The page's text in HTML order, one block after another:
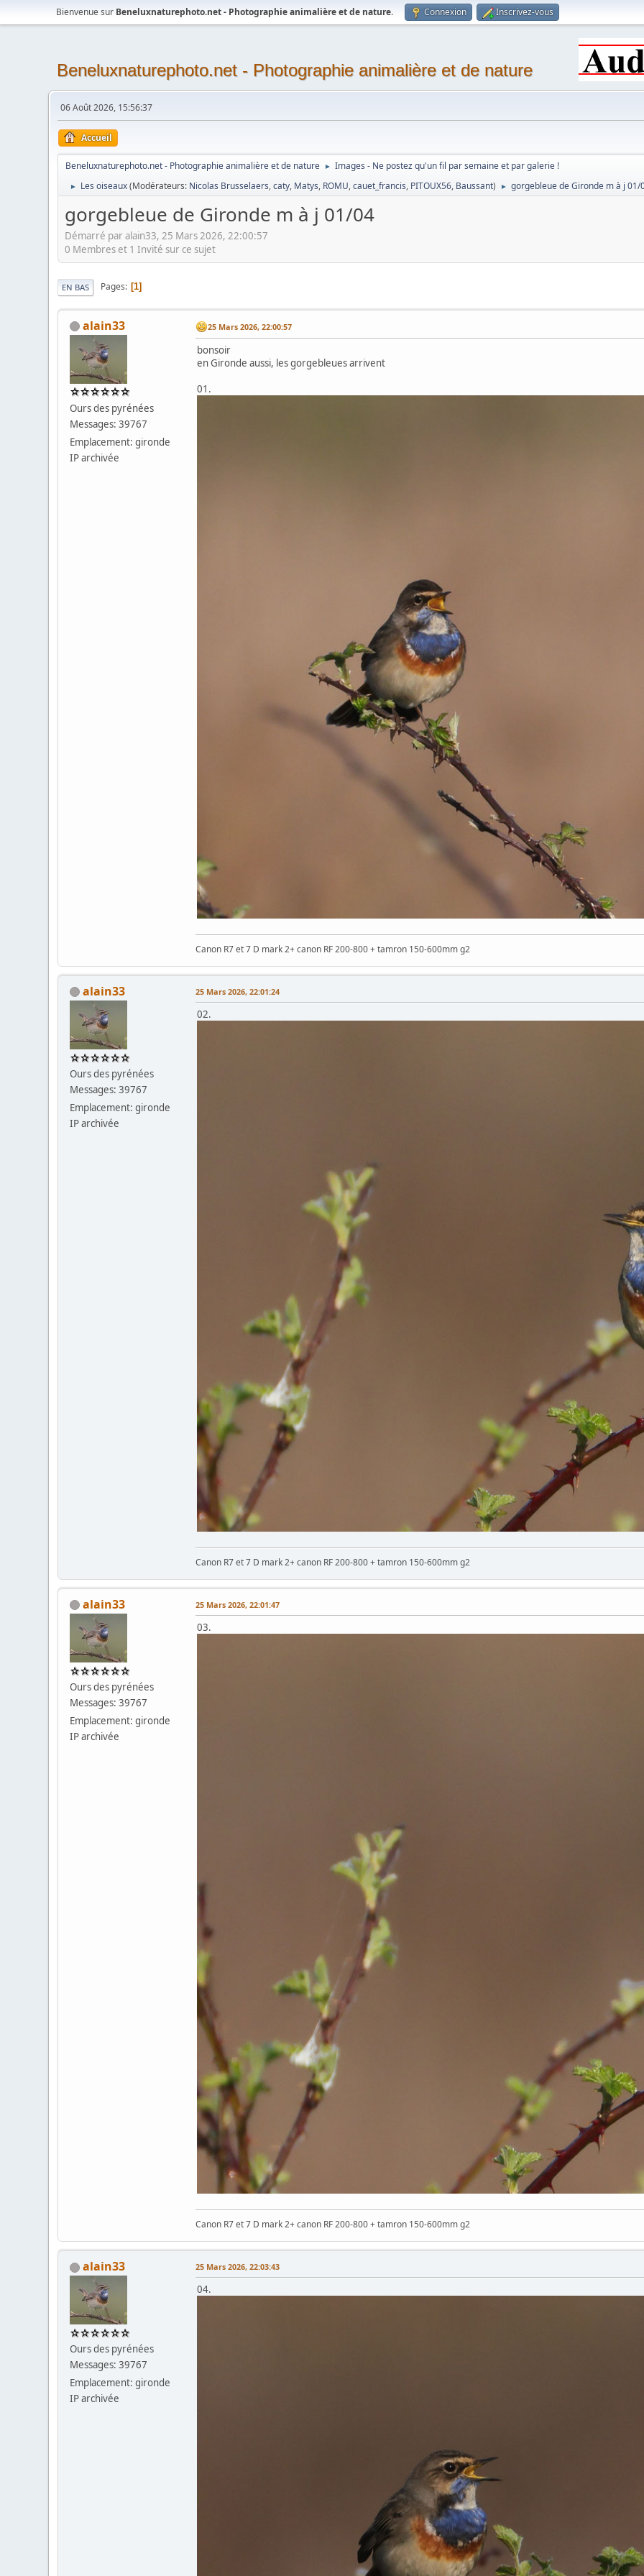
Bienvenue sur Beneluxnaturephoto.net - Photographie animalière et de nature. Connexion Inscrivez-vous
Beneluxnaturephoto.net - Photographie animalière et de nature
06 Août 2026, 15:56:37
Accueil
Beneluxnaturephoto.net - Photographie animalière et de nature ► Images - Ne postez qu'un fil par semaine et par galerie !
► Les oiseaux(Modérateurs: Nicolas Brusselaers,caty, Matys, ROMU,cauet_francis, PITOUX56, Baussant) ► gorgebleue de Gironde m à j 01/
gorgebleue de Gironde m à j 01/04
Démarré par alain33, 25 Mars 2026, 22:00:57
0 Membres et 1 Invité sur ce sujet
EN BAS Pages 1
alain33
Ours des pyrénées
Messages: 39767
Emplacement: gironde
IP archivée
25 Mars 2026, 22:00:57
bonsoir
en Gironde aussi, les gorgebleues arrivent
01.
Canon R7 et 7 D mark 2+ canon RF 200-800 + tamron 150-600mm g2
alain33
Ours des pyrénées
Messages: 39767
Emplacement: gironde
IP archivée
25 Mars 2026, 22:01:24
02.
Canon R7 et 7 D mark 2+ canon RF 200-800 + tamron 150-600mm g2
alain33
Ours des pyrénées
Messages: 39767
Emplacement: gironde
IP archivée
25 Mars 2026, 22:01:47
03.
Canon R7 et 7 D mark 2+ canon RF 200-800 + tamron 150-600mm g2
alain33
Ours des pyrénées
Messages: 39767
Emplacement: gironde
IP archivée
25 Mars 2026, 22:03:43
04.